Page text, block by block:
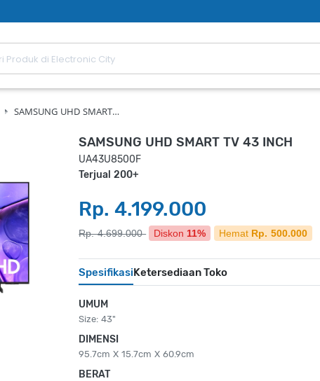
SAMSUNG UHD SMART…
SAMSUNG UHD SMART TV 43 INCH
UA43U8500F
Terjual 200+
Rp. 4.199.000
Rp. 4.699.000 Diskon 11% Hemat Rp. 500.000
SpesifikasiKetersediaan Toko
UMUM
Size: 43"
DIMENSI
95.7cm X 15.7cm X 60.9cm
BERAT